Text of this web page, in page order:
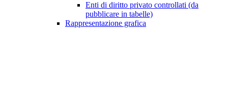
Enti di diritto privato controllati (da
pubblicare in tabelle)
Rappresentazione grafica